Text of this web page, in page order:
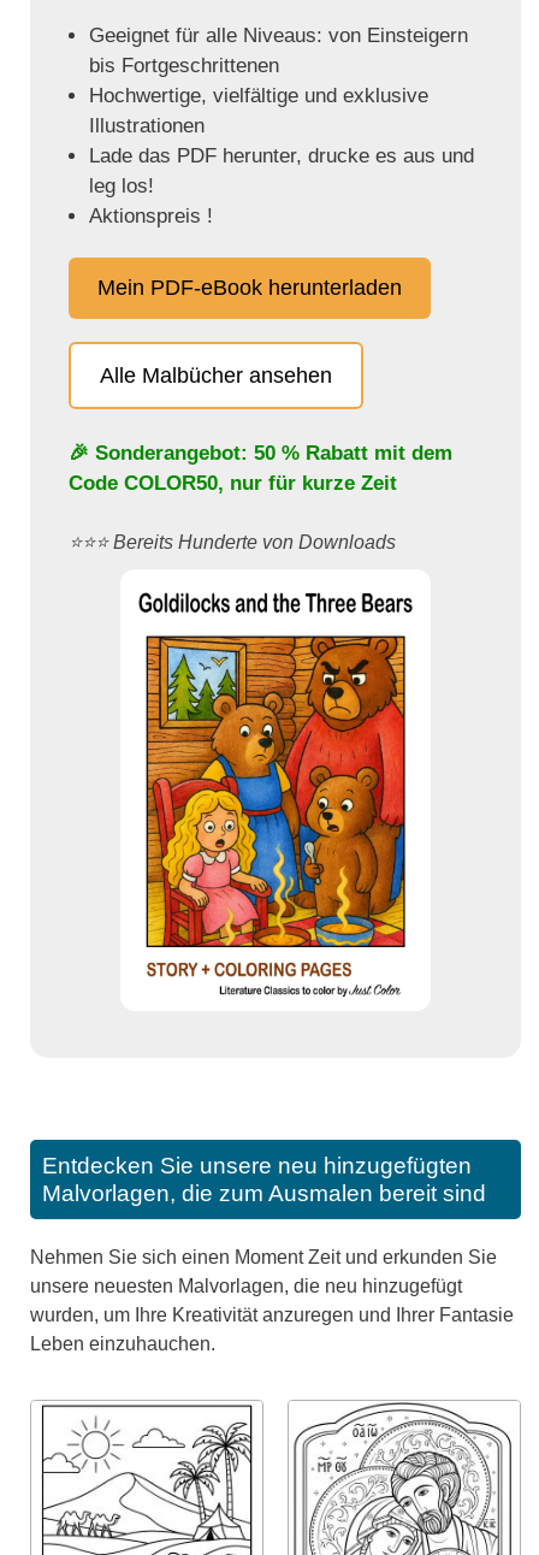
Geeignet für alle Niveaus: von Einsteigern
bis Fortgeschrittenen
Hochwertige, vielfältige und exklusive
Illustrationen
Lade das PDF herunter, drucke es aus und
leg los!
Aktionspreis !
Mein PDF-eBook herunterladen
Alle Malbücher ansehen
🎉 Sonderangebot: 50 % Rabatt mit dem
Code COLOR50, nur für kurze Zeit
⭐️⭐️⭐️ Bereits Hunderte von Downloads
Entdecken Sie unsere neu hinzugefügten
Malvorlagen, die zum Ausmalen bereit sind
Nehmen Sie sich einen Moment Zeit und erkunden Sie
unsere neuesten Malvorlagen, die neu hinzugefügt
wurden, um Ihre Kreativität anzuregen und Ihrer Fantasie
Leben einzuhauchen.